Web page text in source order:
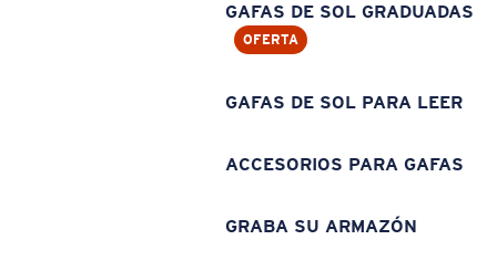
GAFAS DE SOL GRADUADAS
OFERTA
GAFAS DE SOL PARA LEER
ACCESORIOS PARA GAFAS
GRABA SU ARMAZÓN